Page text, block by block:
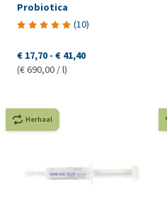
Probiotica
(10)
€ 17,70 - € 41,40
(€ 690,00 / l)
Herhaal